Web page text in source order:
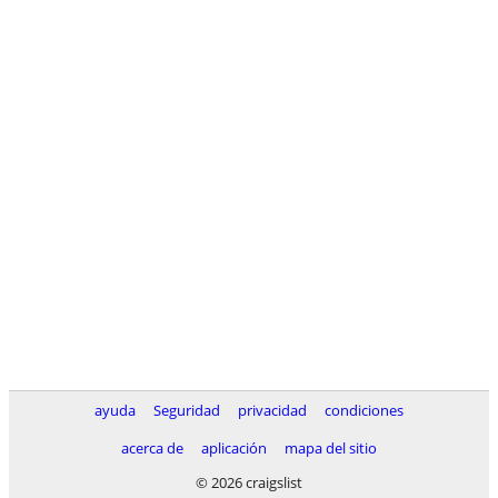
ayuda Seguridad privacidad
condiciones
acerca de
aplicación
mapa del sitio
© 2026 craigslist